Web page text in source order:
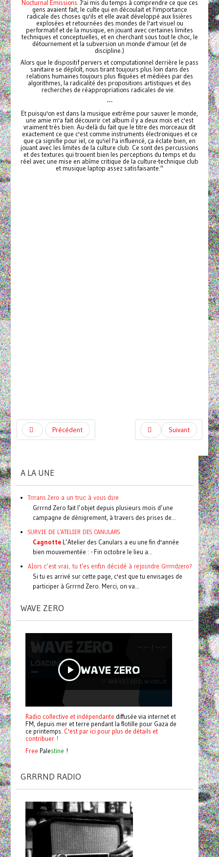
Nocturnal Emissions. J'ai mis du temps à comprendre ce que ces
gens avaient fait, le culte qui en découlait et l'importance
radicale des choses qu'ils et elle avait développé aux lisières
explosées et retournées des mondes de l'art visuel ou
performatif et de la musique, en jouant avec certaines limites
techniques et conceptuelles, et en cherchant sous tout le choc, le
détournement et la subversion un monde d'amour (et de
discipline.)
Alors que le dispositif pervers et computationnel derrière le pass
sanitaire se déploît, nous tirant toujours plus loin dans des
relations humaines toujours plus fliquées et médiées par des
algorithmes, la radicalité des propositions artistiques et des
recherches de réappropriations radicales de vie.
---
Et puisqu'on est dans la musique extrême pour sauver le monde,
une amie m'a fait découvrir cet album il y a deux mois et c'est
vraiment très bien. Au-delà du fait que le titre des morceaux dit
exactement ce que c'est comme instruments électroniques et ce
que ça signifie pour iel, ce qu'iel l'a influencé, ça éclate bien, en
jouant avec les limites de la culture club. Ce sont des percussions
et des textures qui trouent bien les perceptions du temps et du
réel avec une mise en abîme critique de la culture-technique club
et musique laptop assez satisfaisante."
Précédent Suivant
A LA UNE
Trrrans Zero a un truc à vous dire
Grrrnd Zero fait l’objet depuis plusieurs mois d’une
campagne de dénigrement, à travers des prises de...
SURVIE DE L'ATELIER DES CANULARS
CagnotteL’Atelier des Canulars a eu une fin d'année
bien mouvementée : - Fin octobre le lieu a...
Alors c'est vrai, tu t'es enfin décidé à rejoindre Grrrndzero?
Si tu es arrivé sur cette page, c'est que tu envisages de
participer à Grrrnd Zero. Merci, on va...
WAVE ZERO
Radio collective et indépendante diffusée via internet et
FM, depuis mer et terre pendant la flotille pour Gaza de
ce printemps. C'est par ici pour plus de détails et
contribuer !
Free Palestine !
GRRRND RADIO